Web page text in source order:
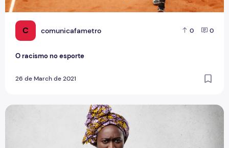
C comunicafametro 0 0
O racismo no esporte
26 de March de 2021
Consciência negra: entenda o que é o racismo